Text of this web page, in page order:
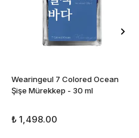
Wearingeul 7 Colored Ocean
Şişe Mürekkep - 30 ml
₺ 1,498.00